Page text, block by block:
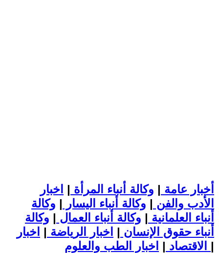
أخبار عامة | وكالة أنباء المرأة | اخبار
الأدب والفن | وكالة أنباء اليسار | وكالة
أنباء العلمانية | وكالة أنباء العمال | وكالة
أنباء حقوق الإنسان | اخبار الرياضة | اخبار
الاقتصاد | |